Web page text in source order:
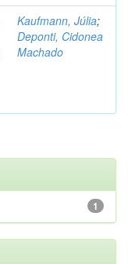
Kaufmann, Júlia;
Deponti, Cidonea
Machado
1